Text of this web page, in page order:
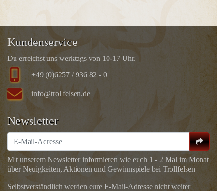
Kundenservice
Du erreichst uns werktags von 10-17 Uhr.
+49 (0)6257 / 936 82 - 0
info@trollfelsen.de
Newsletter
Mit unserem Newsletter informieren wie euch 1 - 2 Mal im Monat
über Neuigkeiten, Aktionen und Gewinnspiele bei Trollfelsen
Selbstverständlich werden eure E-Mail-Adresse nicht weiter